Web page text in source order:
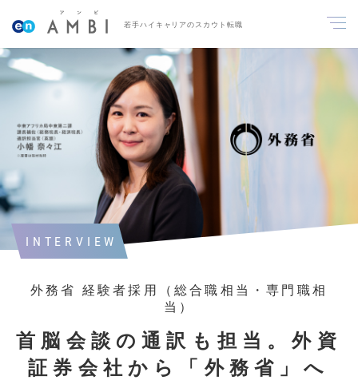
若手ハイキャリアのスカウト転職
INTERVIEW
外務省 経験者採用（総合職相当・専門職相
当）
首脳会談の通訳も担当。外資
証券会社から「外務省」へ